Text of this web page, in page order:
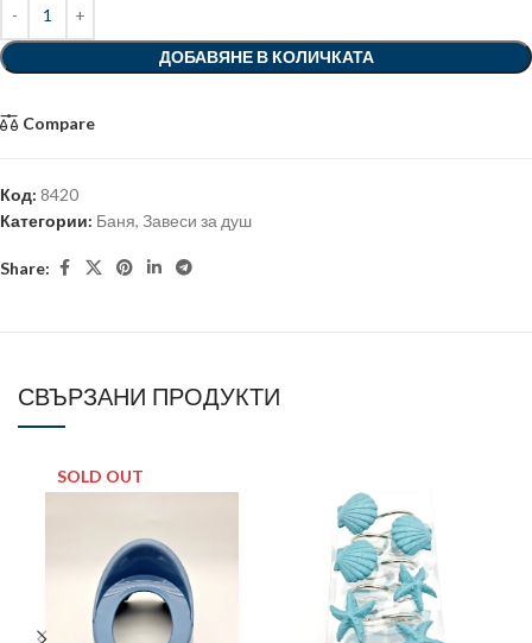
ДОБАВЯНЕ В КОЛИЧКАТА
Compare
Код: 8420
Категории: Баня, Завеси за душ
Share:
СВЪРЗАНИ ПРОДУКТИ
SOLD OUT